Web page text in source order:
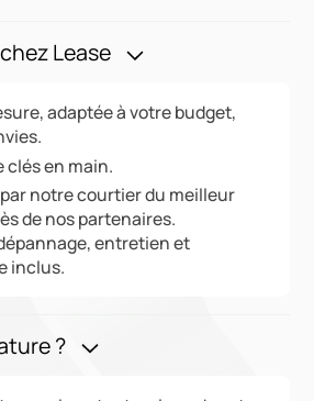
Lease
adaptée à votre budget,
clés en main.
notre courtier du meilleur
de nos partenaires.
entretien et
inclus.
?